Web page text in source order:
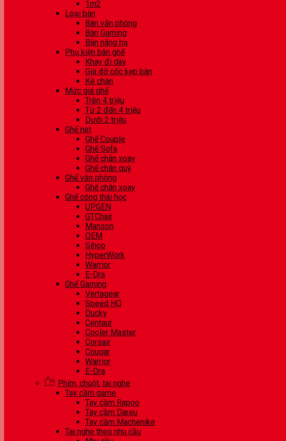
1m2
Loại bàn
Bàn văn phòng
Bàn Gaming
Bàn nâng hạ
Phụ kiện bàn ghế
Khay đi dây
Giá đỡ cốc kẹp bàn
Kê chân
Mức giá ghế
Trên 4 triệu
Từ 2 đến 4 triệu
Dưới 2 triệu
Ghế net
Ghế Couple
Ghế Sofa
Ghế chân xoay
Ghế chân quỳ
Ghế văn phòng
Ghế chân xoay
Ghế công thái học
UPGEN
GTChair
Manson
OEM
Sihoo
HyperWork
Warrior
E-Dra
Ghế Gaming
Vertagear
Speed HQ
Ducky
Centaur
Cooler Master
Corsair
Cougar
Warrior
E-Dra
Phím, chuột, tai nghe
Tay cầm game
Tay cầm Rapoo
Tay cầm Dareu
Tay cầm Machenike
Tai nghe theo nhu cầu